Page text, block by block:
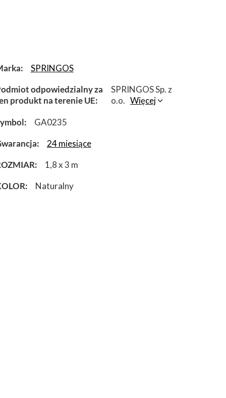
SPRINGOS
odpowiedzialny za
produkt na terenie UE
SPRINGOS Sp. z
o.o. Więcej
GA0235
24 miesiące
1,8 x 3 m
Naturalny